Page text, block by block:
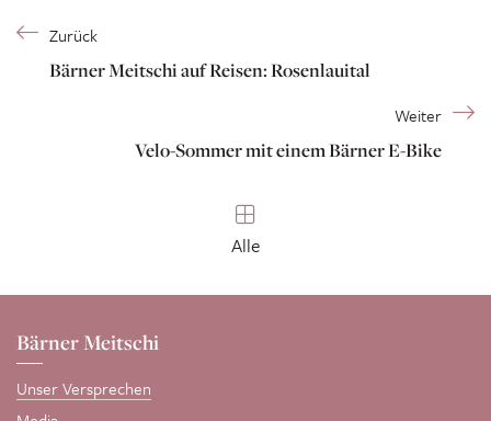
Zurück
Bärner Meitschi auf Reisen: Rosenlauital
Alle
Weiter
Velo-Sommer mit einem Bärner E-Bike
Bärner Meitschi
Unser Versprechen